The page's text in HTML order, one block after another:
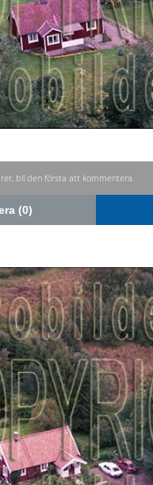
bli den första att kommentera.
(0)